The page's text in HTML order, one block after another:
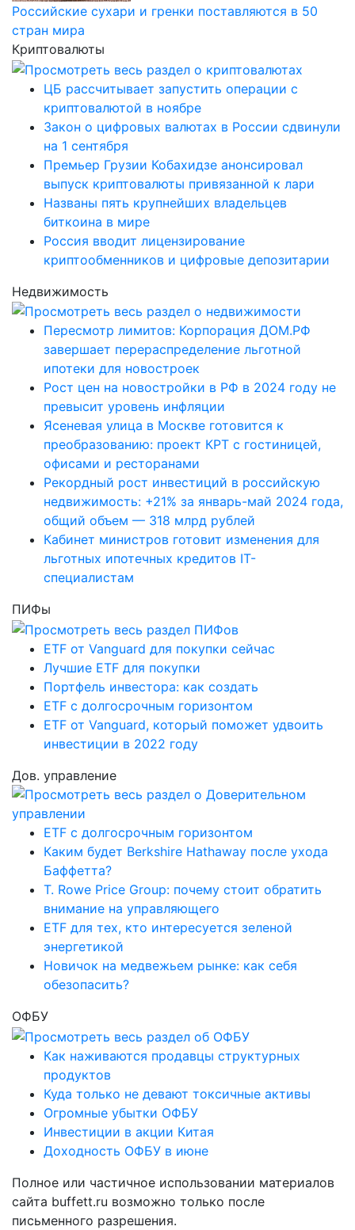
Российские сухари и гренки поставляются в 50
стран мира
Криптовалюты
ЦБ рассчитывает запустить операции с
криптовалютой в ноябре
Закон о цифровых валютах в России сдвинули
на 1 сентября
Премьер Грузии Кобахидзе анонсировал
выпуск криптовалюты привязанной к лари
Названы пять крупнейших владельцев
биткоина в мире
Россия вводит лицензирование
криптообменников и цифровые депозитарии
Недвижимость
Пересмотр лимитов: Корпорация ДОМ.РФ
завершает перераспределение льготной
ипотеки для новостроек
Рост цен на новостройки в РФ в 2024 году не
превысит уровень инфляции
Ясеневая улица в Москве готовится к
преобразованию: проект КРТ с гостиницей,
офисами и ресторанами
Рекордный рост инвестиций в российскую
недвижимость: +21% за январь-май 2024 года,
общий объем — 318 млрд рублей
Кабинет министров готовит изменения для
льготных ипотечных кредитов IT-
специалистам
ПИФы
ETF от Vanguard для покупки сейчас
Лучшие ETF для покупки
Портфель инвестора: как создать
ETF с долгосрочным горизонтом
ETF от Vanguard, который поможет удвоить
инвестиции в 2022 году
Дов. управление
ETF с долгосрочным горизонтом
Каким будет Berkshire Hathaway после ухода
Баффетта?
T. Rowe Price Group: почему стоит обратить
внимание на управляющего
ETF для тех, кто интересуется зеленой
энергетикой
Новичок на медвежьем рынке: как себя
обезопасить?
ОФБУ
Как наживаются продавцы структурных
продуктов
Куда только не девают токсичные активы
Огромные убытки ОФБУ
Инвестиции в акции Китая
Доходность ОФБУ в июне
Полное или частичное использовании материалов
сайта buffett.ru возможно только после
письменного разрешения.